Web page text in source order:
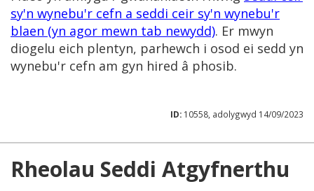
sy'n wynebu'r cefn a seddi ceir sy'n wynebu'r
blaen (yn agor mewn tab newydd). Er mwyn
diogelu eich plentyn, parhewch i osod ei sedd yn
wynebu'r cefn am gyn hired â phosib.
ID: 10558, adolygwyd 14/09/2023
Rheolau Seddi Atgyfnerthu